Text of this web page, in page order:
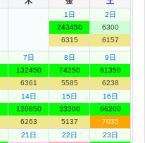
1日
243450
6315
2日
6300
6157
7日
132450
6361
8日
74250
5585
9日
61350
6238
14日
120650
6263
15日
33300
5137
16日
66200
7035
21日
22日
23日